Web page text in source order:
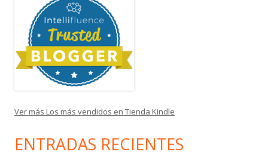
Ver más Los más vendidos en Tienda Kindle
ENTRADAS RECIENTES